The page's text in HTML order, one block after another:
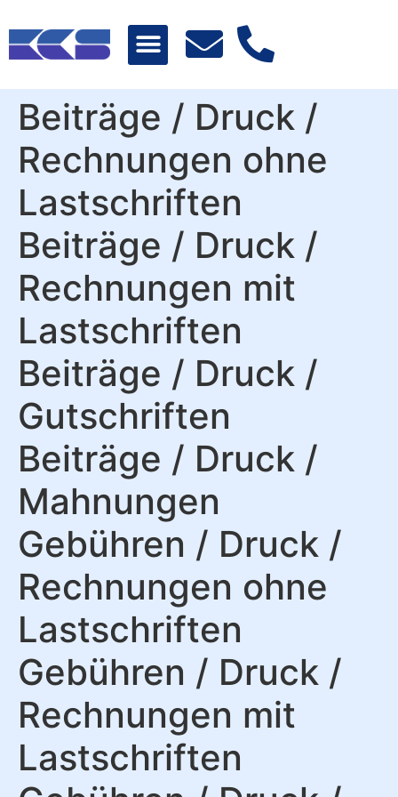
Beiträge / Druck /
Rechnungen ohne
Lastschriften
Beiträge / Druck /
Rechnungen mit
Lastschriften
Beiträge / Druck /
Gutschriften
Beiträge / Druck /
Mahnungen
Gebühren / Druck /
Rechnungen ohne
Lastschriften
Gebühren / Druck /
Rechnungen mit
Lastschriften